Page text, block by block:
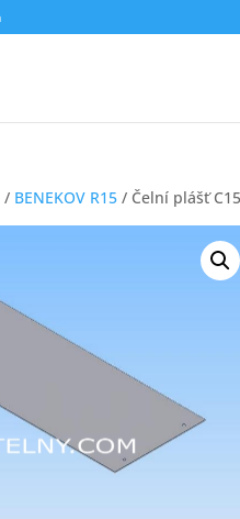
/ BENEKOV R15 / Čelní plášť